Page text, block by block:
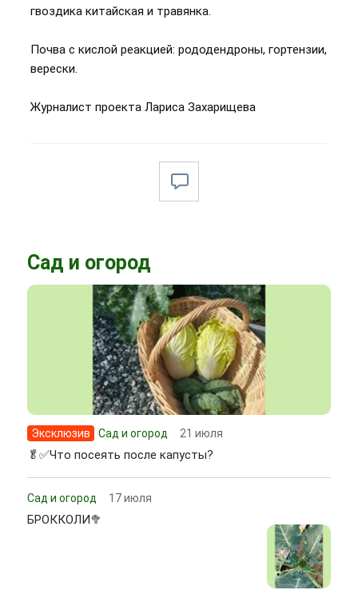
гвоздика китайская и травянка.
Почва с кислой реакцией: рододендроны, гортензии,
верески.
Журналист проекта Лариса Захарищева
Сад и огород
Эксклюзив Сад и огород 21 июля
🥬✅Что посеять после капусты?
Сад и огород 17 июля
БРОККОЛИ🥦